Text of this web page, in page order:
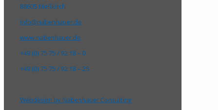
88605 Meßkirch
info@nabenhauer.de
www.nabenhauer.de
+49 (0) 75 75 / 92 18 – 0
+49 (0) 75 75 / 92 18 – 25
Webdesign by Nabenhauer Consulting